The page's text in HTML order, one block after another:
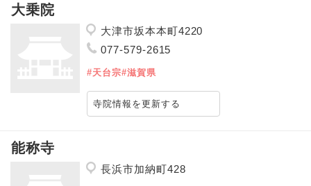
大乗院
大津市坂本本町4220
077-579-2615
#天台宗#滋賀県
寺院情報を更新する
能称寺
長浜市加納町428